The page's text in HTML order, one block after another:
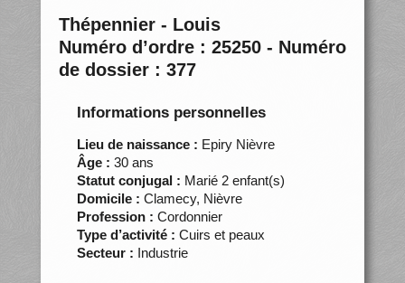
Thépennier - Louis
Numéro d’ordre : 25250 - Numéro
de dossier : 377
Informations personnelles
Lieu de naissance : Epiry Nièvre
Âge : 30 ans
Statut conjugal : Marié 2 enfant(s)
Domicile : Clamecy, Nièvre
Profession : Cordonnier
Type d’activité : Cuirs et peaux
Secteur : Industrie